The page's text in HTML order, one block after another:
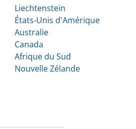
Liechtenstein
États-Unis d'Amérique
Australie
Canada
Afrique du Sud
Nouvelle Zélande